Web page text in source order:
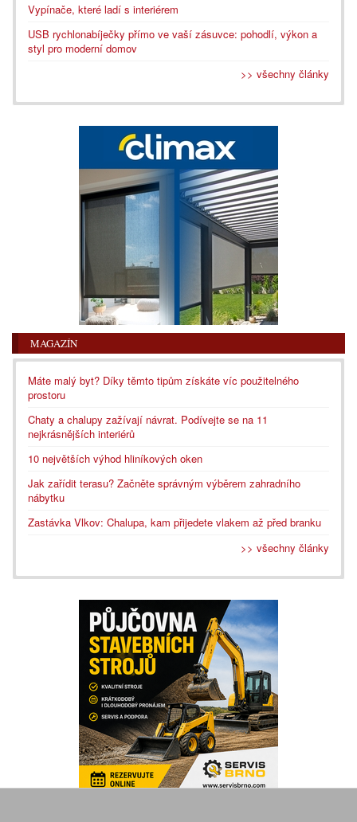
Vypínače, které ladí s interiérem
USB rychlonabíječky přímo ve vaší zásuvce: pohodlí, výkon a
styl pro moderní domov
>> všechny články
MAGAZÍN
Máte malý byt? Díky těmto tipům získáte víc použitelného
prostoru
Chaty a chalupy zažívají návrat. Podívejte se na 11
nejkrásnějších interiérů
10 největších výhod hliníkových oken
Jak zařídit terasu? Začněte správným výběrem zahradního
nábytku
Zastávka Vlkov: Chalupa, kam přijedete vlakem až před branku
>> všechny články